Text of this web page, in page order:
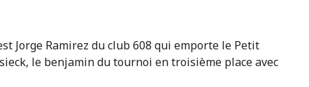
Jorge Ramirez du club 608 qui emporte le Petit
le benjamin du tournoi en troisième place avec